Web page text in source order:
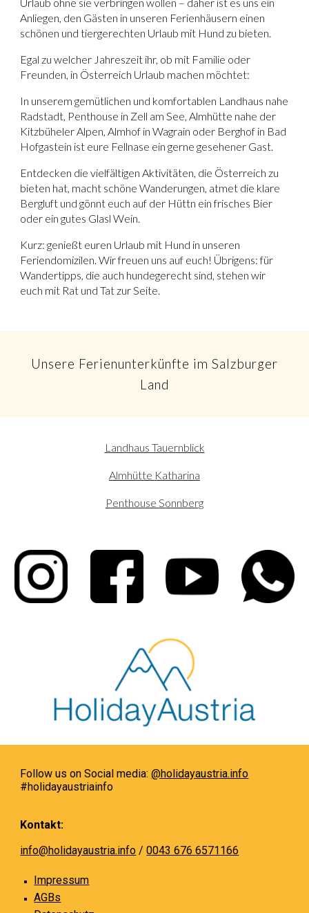
Anliegen, den Gästen in unseren Ferienhäusern einen
schönen und tiergerechten Urlaub mit Hund zu bieten.
Egal zu welcher Jahreszeit ihr, ob mit Familie oder
Freunden, in Österreich Urlaub machen möchtet:
In unserem gemütlichen und komfortablen Landhaus nahe
Radstadt, Penthouse in Zell am See, Almhütte nahe der
Kitzbüheler Alpen, Almhof in Wagrain oder Berghof in Bad
Hofgastein ist eure Fellnase ein gerne gesehener Gast.
Entdecken die vielfältigen Aktivitäten, die Österreich zu
bieten hat, macht schöne Wanderungen, atmet die klare
Bergluft und gönnt euch auf der Hüttn ein frisches Bier
oder ein gutes Glasl Wein.
Kurz: genießt euren Urlaub mit Hund in unseren
Feriendomizilen. Wir freuen uns auf euch! Übrigens: für
Wandertipps, die auch hundegerecht sind, stehen wir
euch mit Rat und Tat zur Seite.
Unsere Ferienunterkünfte im Salzburger
Land
Landhaus Tauernblick
Almhütte Katharina
Penthouse Sonnberg
Follow us on Social media:@holidayaustria.info
#holidayaustriainfo
Kontakt:
info@holidayaustria.info /0043 676 6571166
Impressum
AGBs